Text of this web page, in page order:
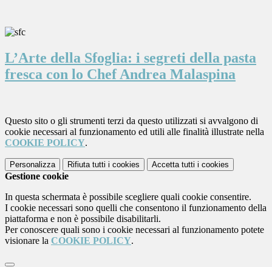
L’Arte della Sfoglia: i segreti della pasta
fresca con lo Chef Andrea Malaspina
Questo sito o gli strumenti terzi da questo utilizzati si avvalgono di
cookie necessari al funzionamento ed utili alle finalità illustrate nella
COOKIE POLICY.
Personalizza Rifiuta tutti i cookies Accetta tutti i cookies
Gestione cookie
In questa schermata è possibile scegliere quali cookie consentire.
I cookie necessari sono quelli che consentono il funzionamento della
piattaforma e non è possibile disabilitarli.
Per conoscere quali sono i cookie necessari al funzionamento potete
visionare la COOKIE POLICY.